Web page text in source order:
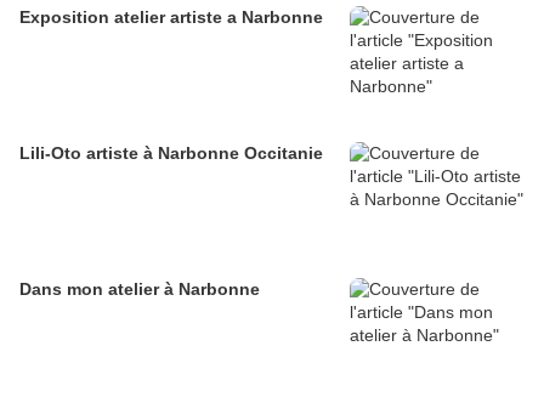
Exposition atelier artiste a Narbonne
Lili-Oto artiste à Narbonne Occitanie
Dans mon atelier à Narbonne